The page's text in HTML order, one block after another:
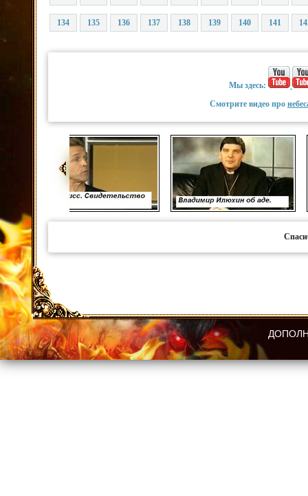
134 135 136 137 138 139 140 141
Мы здесь:
Смотрите видео про